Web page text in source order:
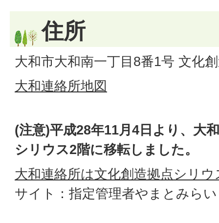
住所
大和市大和南一丁目8番1号 文化
大和連絡所地図
(注意)平成28年11月4日より、大
シリウス2階に移転しました。
大和連絡所は文化創造拠点シリ
サイト：指定管理者やまとみら